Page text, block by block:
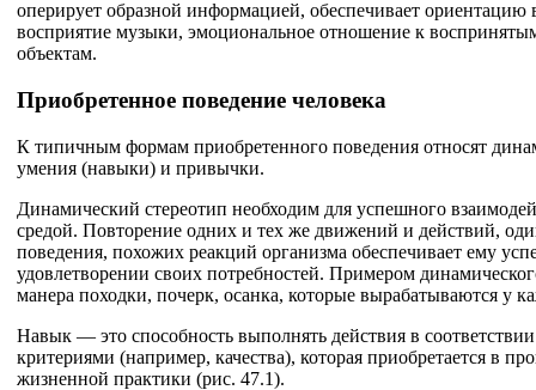
оперирует образной информацией, обеспечивает ориентацию
восприятие музыки, эмоциональное отношение к
объектам.
Приобретенное поведение человека
К типичным формам приобретенного поведения относят
умения (навыки) и привычки.
Динамический стереотип необходим для успешного
средой. Повторение одних и тех же движений и действий,
поведения, похожих реакций организма обеспечивает ему
удовлетворении своих потребностей. Примером
манера походки, почерк, осанка, которые вырабатываются у
Навык — это способность выполнять действия в
критериями (например, качества), которая приобретается в
жизненной практики (рис. 47.1).